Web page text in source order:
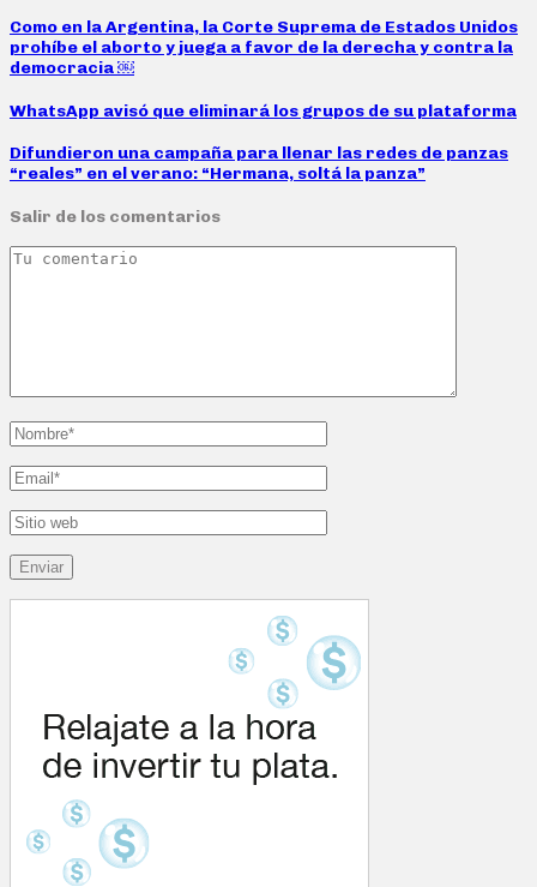
Como en la Argentina, la Corte Suprema de Estados Unidos
prohíbe el aborto y juega a favor de la derecha y contra la
democracia ￼
WhatsApp avisó que eliminará los grupos de su plataforma
Difundieron una campaña para llenar las redes de panzas
“reales” en el verano: “Hermana, soltá la panza”
Salir de los comentarios